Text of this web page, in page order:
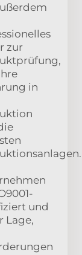
zur
in
und
Lage,